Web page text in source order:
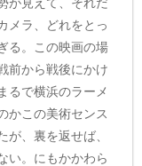
メラ、どれをとっ
る。この映画の場
前から戦後にかけ
るで横浜のラーメ
かこの美術センス
が、裏を返せば、
い。にもかかわら